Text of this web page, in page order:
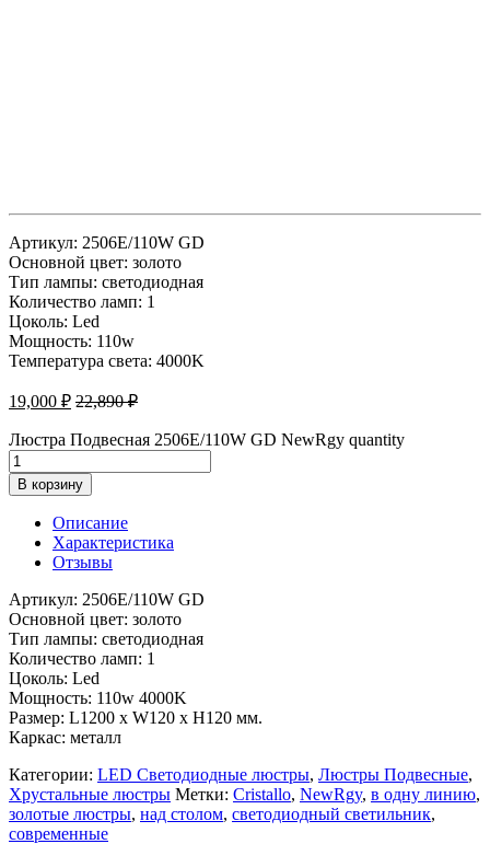
Артикул: 2506E/110W GD
Основной цвет: золото
Тип лампы: светодиодная
Количество ламп: 1
Цоколь: Led
Мощность: 110w
Температура света: 4000K
19,000 ₽ 22,890₽
Люстра Подвесная 2506E/110W GD NewRgy quantity
В корзину
Описание
Характеристика
Отзывы
Артикул: 2506E/110W GD
Основной цвет: золото
Тип лампы: светодиодная
Количество ламп: 1
Цоколь: Led
Мощность: 110w 4000K
Размер: L1200 x W120 x H120 мм.
Каркас: металл
Категории: LED Светодиодные люстры, Люстры Подвесные,
Хрустальные люстры Метки: Cristallo, NewRgy, в одну линию,
золотые люстры, над столом, светодиодный светильник,
современные